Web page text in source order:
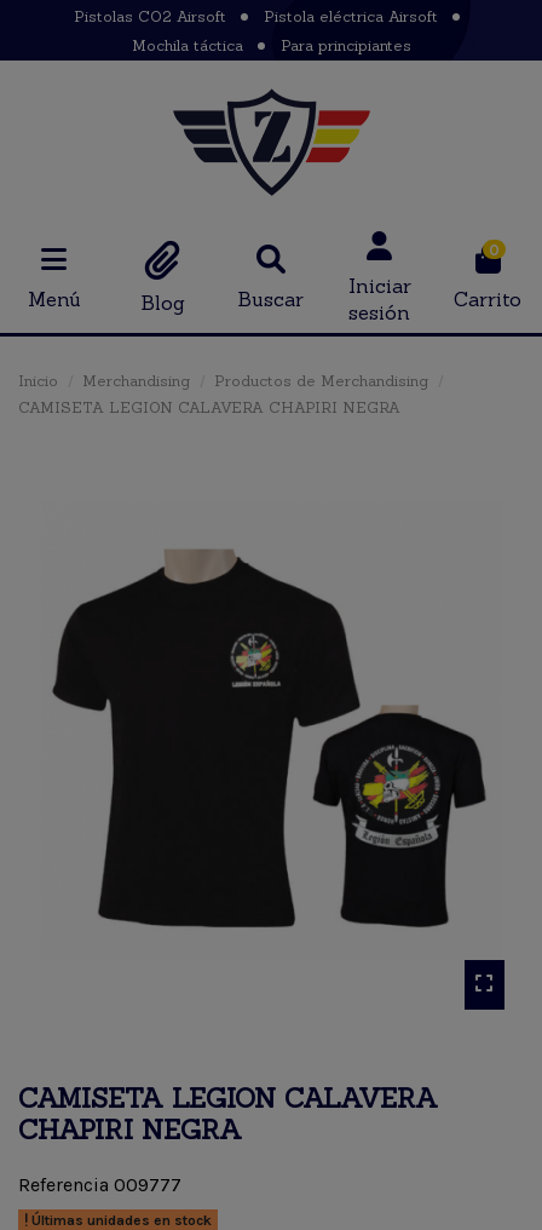
Pistolas CO2 Airsoft
Pistola eléctrica Airsoft
Mochila táctica
Para principiantes
Menú Blog Buscar
Iniciar
sesión
0
Carrito
Inicio Merchandising
Productos de Merchandising
CAMISETA LEGION CALAVERA CHAPIRI NEGRA
CAMISETA LEGION CALAVERA
CHAPIRI NEGRA
Referencia 009777
Últimas unidades en stock